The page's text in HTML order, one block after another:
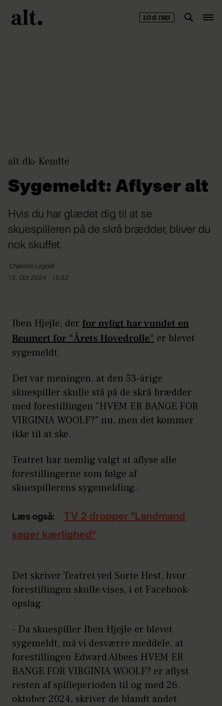
LOG IND
alt.dk Kendte
Sygemeldt: Aflyser alt
Hvis du har glædet dig til at se
skuespilleren på de skrå brædder, bliver du
nok skuffet.
Charlotte Légrádi
15. Oct 2024 - 15:52
Iben Hjejle, der for nyligt har vundet en
Reumert for "Årets Hovedrolle" er blevet
sygemeldt.
Det var meningen, at den 53-årige
skuespiller skulle stå på de skrå brædder
med forestillingen "HVEM ER BANGE FOR
VIRGINIA WOOLF?" nu, men det kommer
ikke til at ske.
Teatret har nemlig valgt at aflyse alle
forestillingerne som følge af
skuespillerens sygemelding.
Læs også:
TV 2 dropper "Landmand
søger kærlighed"
Det skriver Teatret ved Sorte Hest, hvor
forestillingen skulle vises, i et Facebook-
opslag.
- Da skuespiller Iben Hjejle er blevet
sygemeldt, må vi desværre meddele, at
forestillingen Edward Albees HVEM ER
BANGE FOR VIRGINIA WOOLF? er aflyst
resten af spilleperioden til og med 26.
oktober 2024, skriver de blandt andet.